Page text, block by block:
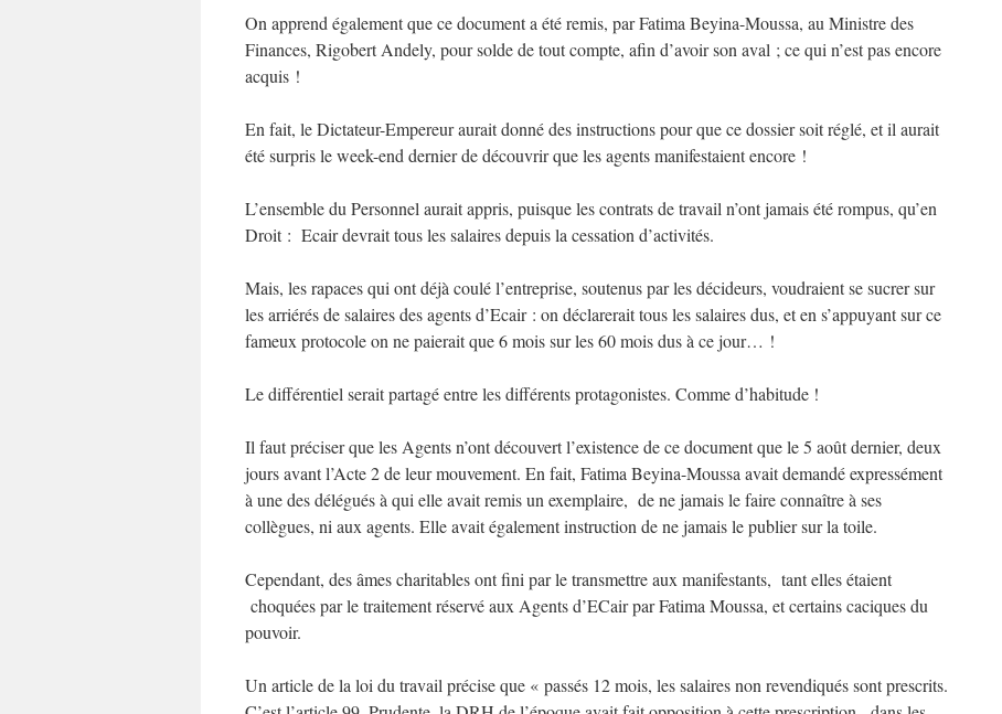
On apprend également que ce document a été remis, par Fatima Beyina-Moussa, au Ministre des
Finances, Rigobert Andely, pour solde de tout compte, afin d’avoir son aval ; ce qui n’est pas encore
acquis !
En fait, le Dictateur-Empereur aurait donné des instructions pour que ce dossier soit réglé, et il aurait
été surpris le week-end dernier de découvrir que les agents manifestaient encore !
L’ensemble du Personnel aurait appris, puisque les contrats de travail n’ont jamais été rompus, qu’en
Droit : Ecair devrait tous les salaires depuis la cessation d’activités.
Mais, les rapaces qui ont déjà coulé l’entreprise, soutenus par les décideurs, voudraient se sucrer sur
les arriérés de salaires des agents d’Ecair : on déclarerait tous les salaires dus, et en s’appuyant sur ce
fameux protocole on ne paierait que 6 mois sur les 60 mois dus à ce jour… !
Le différentiel serait partagé entre les différents protagonistes. Comme d’habitude !
Il faut préciser que les Agents n’ont découvert l’existence de ce document que le 5 août dernier, deux
jours avant l’Acte 2 de leur mouvement. En fait, Fatima Beyina-Moussa avait demandé expressément
à une des délégués à qui elle avait remis un exemplaire, de ne jamais le faire connaître à ses
collègues, ni aux agents. Elle avait également instruction de ne jamais le publier sur la toile.
Cependant, des âmes charitables ont fini par le transmettre aux manifestants, tant elles étaient
choquées par le traitement réservé aux Agents d’ECair par Fatima Moussa, et certains caciques du
pouvoir.
Un article de la loi du travail précise que « passés 12 mois, les salaires non revendiqués sont prescrits.